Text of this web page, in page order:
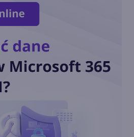
Windows 11 staje się
platformą dla AI i agentów.
Nowości na Ignite 2025